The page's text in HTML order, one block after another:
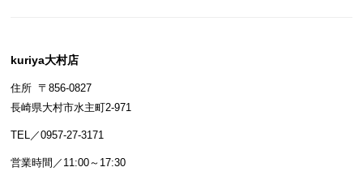
kuriya大村店
住所 〒856-0827
長崎県大村市水主町2-971
TEL／0957-27-3171
営業時間／11:00～17:30